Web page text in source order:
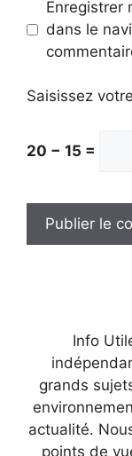
Enregistrer
dans le
Saisissez
20 − 15 =
Info
grands
actualité.
points de